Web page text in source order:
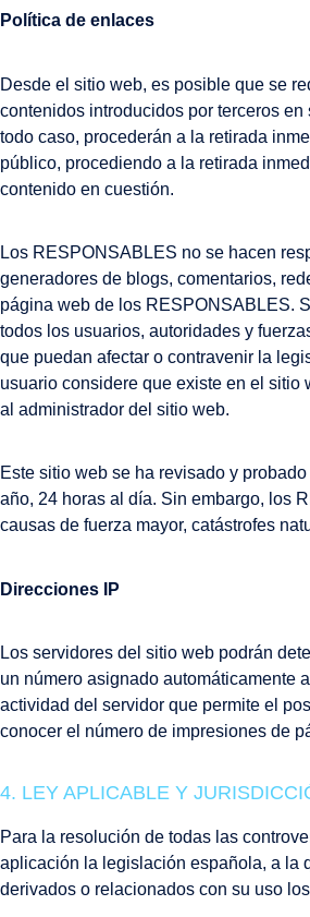
Política de enlaces
Desde el sitio web, es posible que se
contenidos introducidos por terceros
todo caso, procederán a la retirada
público, procediendo a la retirada
contenido en cuestión.
Los RESPONSABLES no se hacen
generadores de blogs, comentarios,
página web de los RESPONSABLES.
todos los usuarios, autoridades y
que puedan afectar o contravenir la
usuario considere que existe en el
al administrador del sitio web.
Este sitio web se ha revisado y
año, 24 horas al día. Sin embargo, los
causas de fuerza mayor, catástrofes
Direcciones IP
Los servidores del sitio web podrán
un número asignado automáticamente
actividad del servidor que permite el
conocer el número de impresiones de
4. LEY APLICABLE Y
Para la resolución de todas las
aplicación la legislación española, a la
derivados o relacionados con su uso